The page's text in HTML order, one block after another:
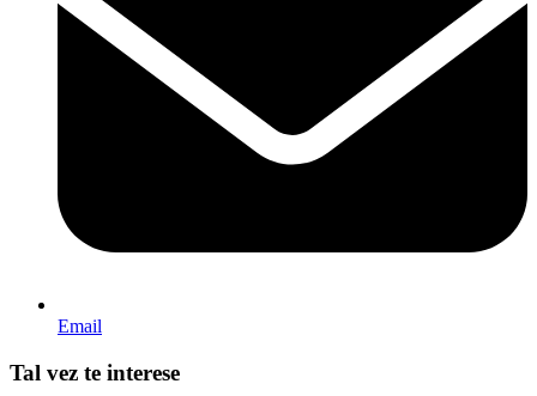
Email
Tal vez te interese